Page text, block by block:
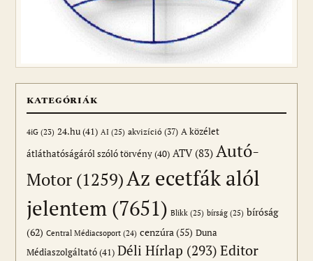
KATEGÓRIÁK
4iG (23) 24.hu(41) AI (25) akvizíció (37) A közélet
átláthatóságáról szóló törvény(40) ATV(83) Autó-
Motor (1259)Az ecetfák alól
jelentem (7651) Blikk (25) bírság (25) bíróság
(62) Central Médiacsoport (24) cenzúra(55) Duna
Médiaszolgáltató(41) Déli Hírlap (293) Editor